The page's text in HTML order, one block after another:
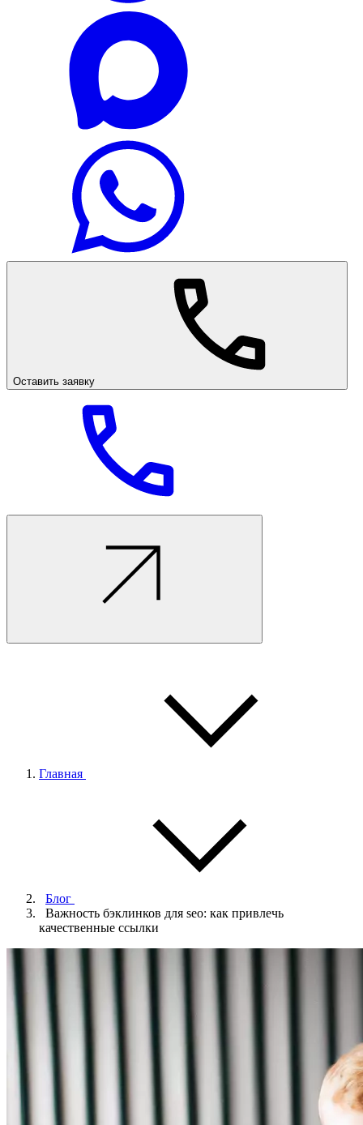
Оставить заявку
Главная
Блог
Важность бэклинков для seo: как привлечь
качественные ссылки